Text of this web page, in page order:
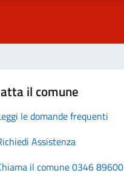
il comune
le domande frequenti
Assistenza
il comune 0346 89600